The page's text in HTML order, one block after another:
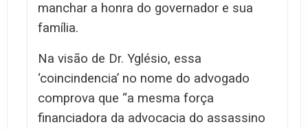
manchar a honra do governador e sua
família.
Na visão de Dr. Yglésio, essa
‘coincindencia’ no nome do advogado
comprova que “a mesma força
financiadora da advocacia do assassino